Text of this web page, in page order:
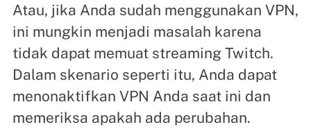
Atau, jika Anda sudah menggunakan VPN,
ini mungkin menjadi masalah karena
tidak dapat memuat streaming Twitch.
Dalam skenario seperti itu, Anda dapat
menonaktifkan VPN Anda saat ini dan
memeriksa apakah ada perubahan.